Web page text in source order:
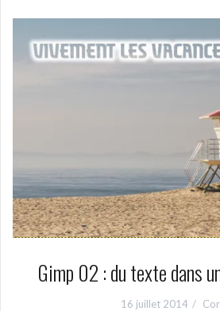
Gimp 02 : du texte dans
16 juillet 2014